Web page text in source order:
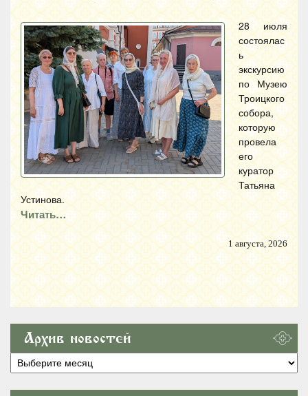
28 июля
состоялас
ь
экскурсию
по Музею
Троицкого
собора,
которую
провела
его
куратор
Татьяна
Устинова.
Читать…
1 августа, 2026
Архив новостей
Архив
новостей